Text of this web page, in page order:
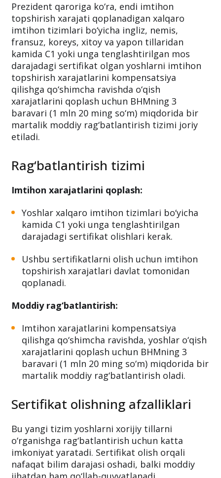
Prezident qaroriga ko‘ra, endi imtihon
topshirish xarajati qoplanadigan xalqaro
imtihon tizimlari bo‘yicha ingliz, nemis,
fransuz, koreys, xitoy va yapon tillaridan
kamida C1 yoki unga tenglashtirilgan mos
darajadagi sertifikat olgan yoshlarni imtihon
topshirish xarajatlarini kompensatsiya
qilishga qo‘shimcha ravishda o‘qish
xarajatlarini qoplash uchun BHMning 3
baravari (1 mln 20 ming so‘m) miqdorida bir
martalik moddiy rag‘batlantirish tizimi joriy
etiladi.
Rag‘batlantirish tizimi
Imtihon xarajatlarini qoplash:
Yoshlar xalqaro imtihon tizimlari bo‘yicha
kamida C1 yoki unga tenglashtirilgan
darajadagi sertifikat olishlari kerak.
Ushbu sertifikatlarni olish uchun imtihon
topshirish xarajatlari davlat tomonidan
qoplanadi.
Moddiy rag‘batlantirish:
Imtihon xarajatlarini kompensatsiya
qilishga qo‘shimcha ravishda, yoshlar o‘qish
xarajatlarini qoplash uchun BHMning 3
baravari (1 mln 20 ming so‘m) miqdorida bir
martalik moddiy rag‘batlantirish oladi.
Sertifikat olishning afzalliklari
Bu yangi tizim yoshlarni xorijiy tillarni
o‘rganishga rag‘batlantirish uchun katta
imkoniyat yaratadi. Sertifikat olish orqali
nafaqat bilim darajasi oshadi, balki moddiy